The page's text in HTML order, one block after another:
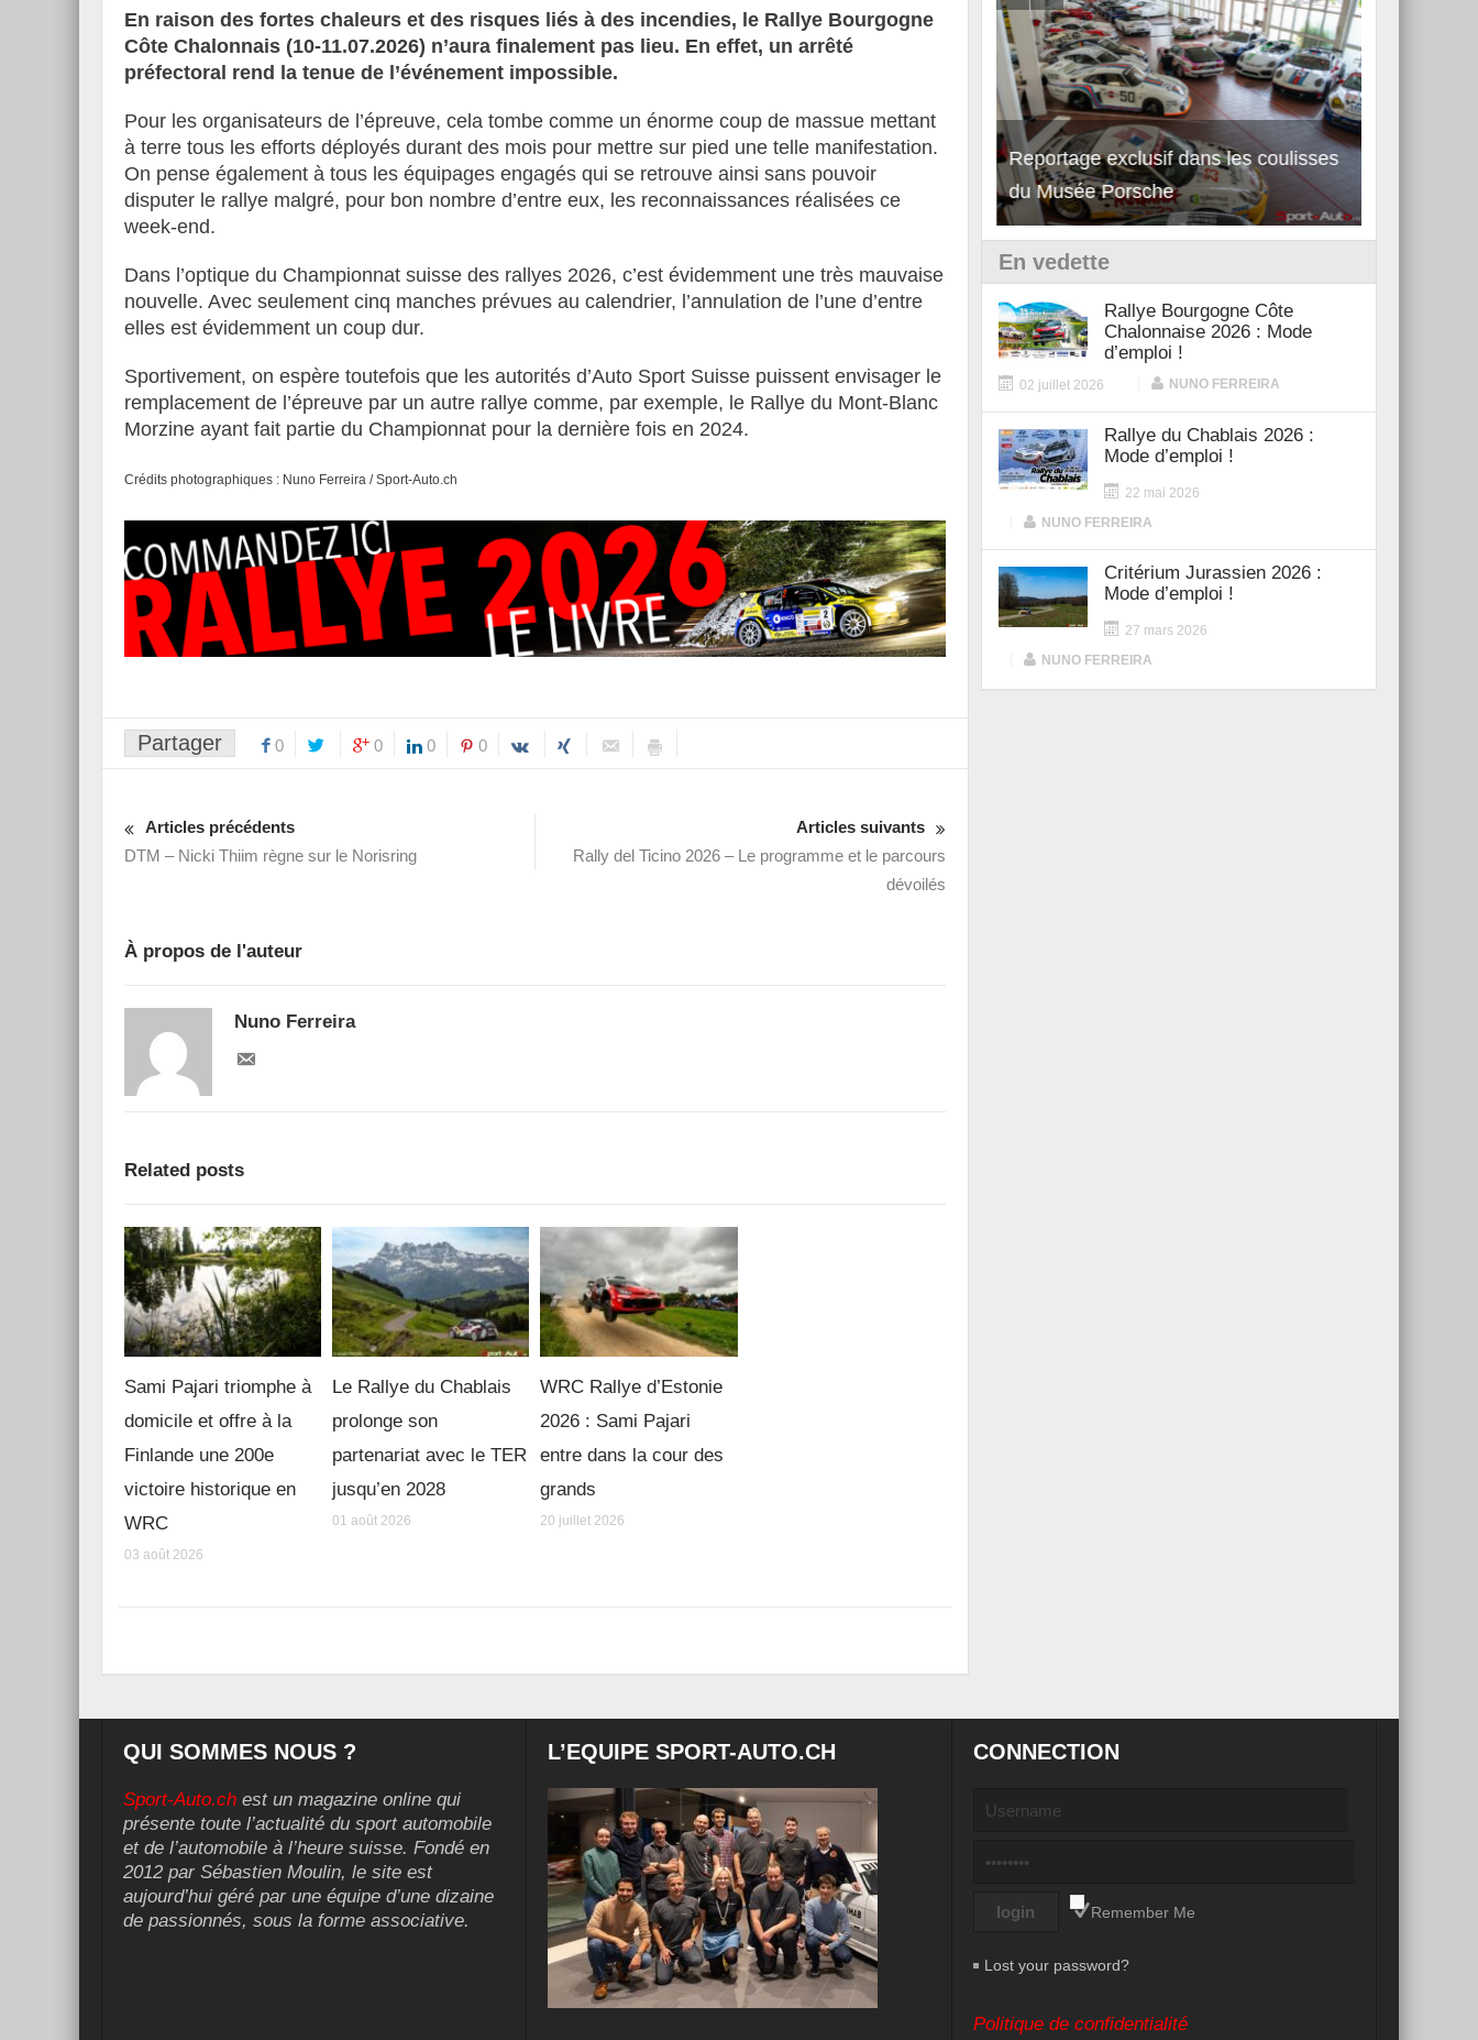
En raison des fortes chaleurs et des risques liés à des incendies, le Rallye Bourgogne
Côte Chalonnais (10-11.07.2026) n’aura finalement pas lieu. En effet, un arrêté
préfectoral rend la tenue de l’événement impossible.
Pour les organisateurs de l’épreuve, cela tombe comme un énorme coup de massue mettant
à terre tous les efforts déployés durant des mois pour mettre sur pied une telle manifestation.
On pense également à tous les équipages engagés qui se retrouve ainsi sans pouvoir
disputer le rallye malgré, pour bon nombre d’entre eux, les reconnaissances réalisées ce
week-end.
Dans l’optique du Championnat suisse des rallyes 2026, c’est évidemment une très mauvaise
nouvelle. Avec seulement cinq manches prévues au calendrier, l’annulation de l’une d’entre
elles est évidemment un coup dur.
Sportivement, on espère toutefois que les autorités d’Auto Sport Suisse puissent envisager le
remplacement de l’épreuve par un autre rallye comme, par exemple, le Rallye du Mont-Blanc
Morzine ayant fait partie du Championnat pour la dernière fois en 2024.
Crédits photographiques : Nuno Ferreira / Sport-Auto.ch
Partager 0 0 0 0
Articles précédents
DTM – Nicki Thiim règne sur le Norisring
Articles suivants
Rally del Ticino 2026 – Le programme et le parcours
dévoilés
À propos de l'auteur
Nuno Ferreira
Related posts
Sami Pajari triomphe à
domicile et offre à la
Finlande une 200e
victoire historique en
WRC
03 août 2026
Le Rallye du Chablais
prolonge son
partenariat avec le TER
jusqu’en 2028
01 août 2026
WRC Rallye d’Estonie
2026 : Sami Pajari
entre dans la cour des
grands
20 juillet 2026
Essai – Morgan Supersport
Reportage exclusif dans les coulisses
du Musée Porsche
Découverte de la nouvelle Ferrari
12Cilindri Manuale
En vedette
Rallye Bourgogne Côte
Chalonnaise 2026 : Mode
d’emploi !
02 juillet 2026 NUNO FERREIRA
Rallye du Chablais 2026 :
Mode d’emploi !
22 mai 2026
NUNO FERREIRA
Critérium Jurassien 2026 :
Mode d’emploi !
27 mars 2026
NUNO FERREIRA
QUI SOMMES NOUS ?
Sport-Auto.ch est un magazine online qui
présente toute l’actualité du sport automobile
et de l’automobile à l’heure suisse. Fondé en
2012 par Sébastien Moulin, le site est
aujourd’hui géré par une équipe d’une dizaine
de passionnés, sous la forme associative.
L’EQUIPE SPORT-AUTO.CH CONNECTION
Remember Me
Lost your password?
Politique de confidentialité